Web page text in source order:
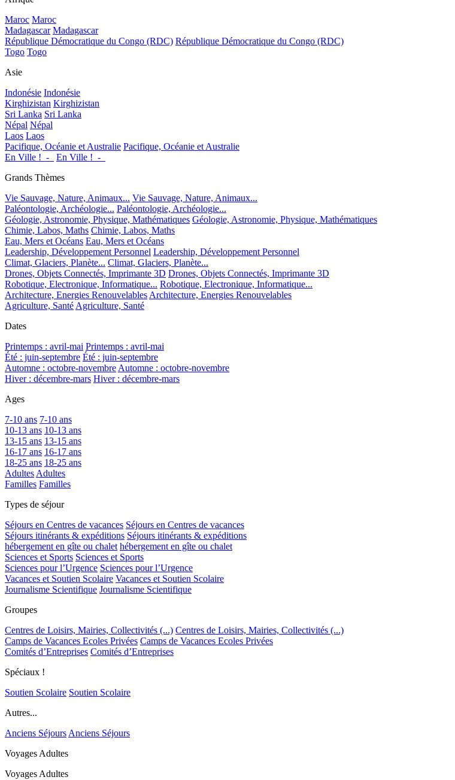
Maroc Maroc
Madagascar Madagascar
République Démocratique du Congo (RDC) République Démocratique du Congo (RDC)
Togo Togo
Asie
Indonésie Indonésie
Kirghizistan Kirghizistan
Sri Lanka Sri Lanka
Népal Népal
Laos Laos
Pacifique, Océanie et Australie Pacifique, Océanie et Australie
En Ville !_-_
En Ville !_-_
Grands Thèmes
Vie Sauvage, Nature, Animaux... Vie Sauvage, Nature, Animaux...
Paléontologie, Archéologie... Paléontologie, Archéologie...
Géologie, Astronomie, Physique, Mathématiques Géologie, Astronomie, Physique, Mathématiques
Chimie, Labos, Maths Chimie, Labos, Maths
Eau, Mers et Océans Eau, Mers et Océans
Leadership, Développement Personnel Leadership, Développement Personnel
Climat, Glaciers, Planète... Climat, Glaciers, Planète...
Drones, Objets Connectés, Imprimante 3D Drones, Objets Connectés, Imprimante 3D
Robotique, Electronique, Informatique... Robotique, Electronique, Informatique...
Architecture, Energies Renouvelables Architecture, Energies Renouvelables
Agriculture, Santé Agriculture, Santé
Dates
Printemps : avril-mai Printemps : avril-mai
Été : juin-septembre Été : juin-septembre
Automne : octobre-novembre Automne : octobre-novembre
Hiver : décembre-mars Hiver : décembre-mars
Ages
7-10 ans 7-10 ans
10-13 ans 10-13 ans
13-15 ans 13-15 ans
16-17 ans 16-17 ans
18-25 ans 18-25 ans
Adultes Adultes
Familles Familles
Types de séjour
Séjours en Centres de vacances Séjours en Centres de vacances
Séjours itinérants & expéditions Séjours itinérants & expéditions
hébergement en gîte ou chalet hébergement en gîte ou chalet
Sciences et Sports Sciences et Sports
Sciences pour l’Urgence Sciences pour l’Urgence
Vacances et Soutien Scolaire Vacances et Soutien Scolaire
Journalisme Scientifique Journalisme Scientifique
Groupes
Centres de Loisirs, Mairies, Collectivités (...) Centres de Loisirs, Mairies, Collectivités (...)
Camps de Vacances Ecoles Privées Camps de Vacances Ecoles Privées
Comités d’Entreprises Comités d’Entreprises
Spéciaux !
Soutien Scolaire Soutien Scolaire
Autres...
Anciens Séjours Anciens Séjours
Voyages Adultes
Voyages Adultes